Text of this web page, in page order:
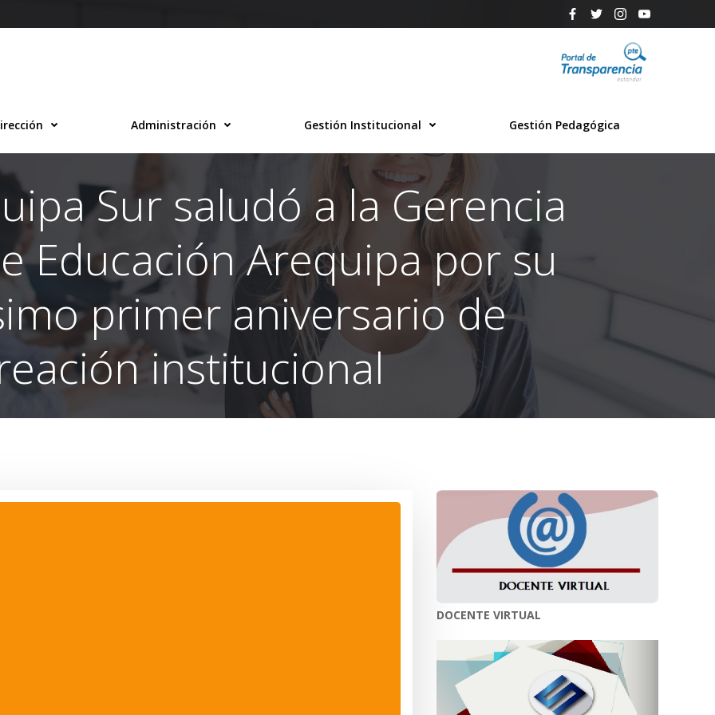
Administración Gestión Institucional Gestión Pedagógica
Sur saludó a la Gerencia
Educación Arequipa por su
primer aniversario de
institucional
DOCENTE VIRTUAL